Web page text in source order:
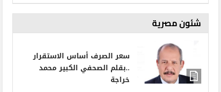
شئون مصرية
سعر الصرف أساس الاستقرار
..بقلم الصحفي الكبير محمد
خراجة